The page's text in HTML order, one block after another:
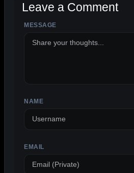
Leave a Comment
MESSAGE
NAME
EMAIL
ALTERNATIVE: